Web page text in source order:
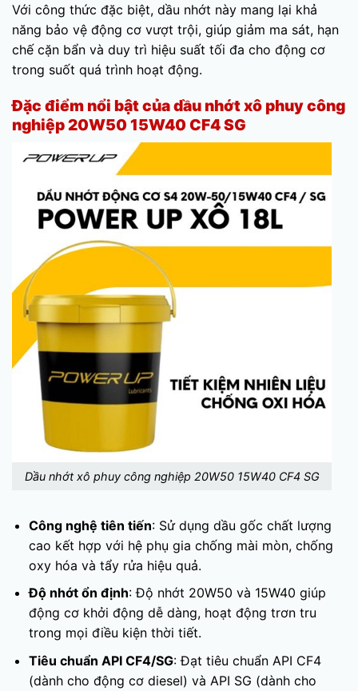
Với công thức đặc biệt, dầu nhớt này mang lại khả
năng bảo vệ động cơ vượt trội, giúp giảm ma sát, hạn
chế cặn bẩn và duy trì hiệu suất tối đa cho động cơ
trong suốt quá trình hoạt động.
Đặc điểm nổi bật của dầu nhớt xô phuy công
nghiệp 20W50 15W40 CF4 SG
Dầu nhớt xô phuy công nghiệp 20W50 15W40 CF4 SG
Công nghệ tiên tiến: Sử dụng dầu gốc chất lượng
cao kết hợp với hệ phụ gia chống mài mòn, chống
oxy hóa và tẩy rửa hiệu quả.
Độ nhớt ổn định: Độ nhớt 20W50 và 15W40 giúp
động cơ khởi động dễ dàng, hoạt động trơn tru
trong mọi điều kiện thời tiết.
Tiêu chuẩn API CF4/SG: Đạt tiêu chuẩn API CF4
(dành cho động cơ diesel) và API SG (dành cho